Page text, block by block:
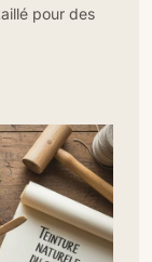
pour des